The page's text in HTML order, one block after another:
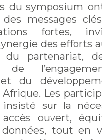
du symposium
messages
fortes,
des efforts
du partenariat,
de
du
Afrique. Les
sur la
ouvert,
tout en